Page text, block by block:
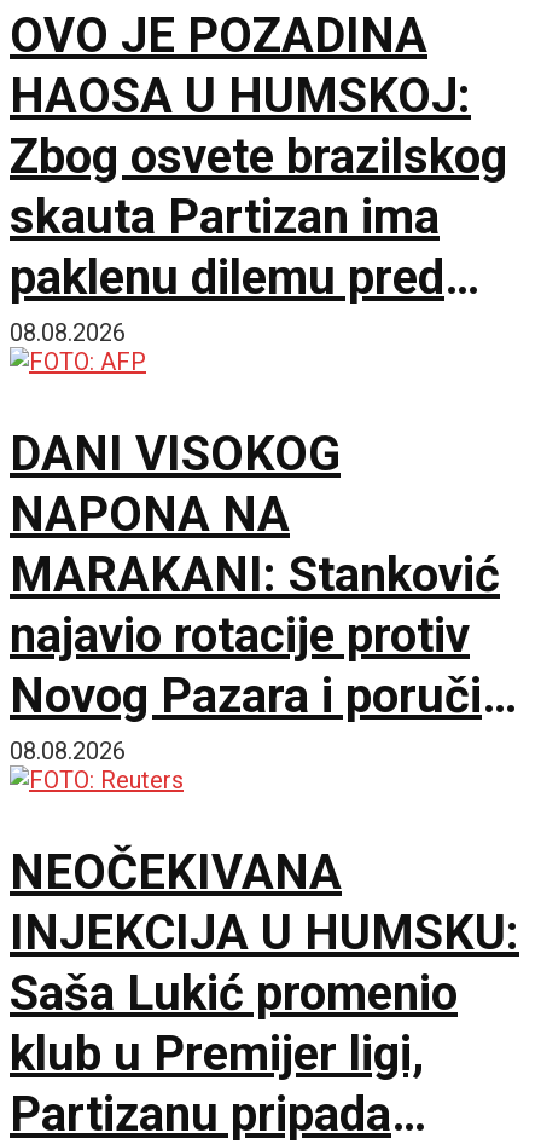
OVO JE POZADINA
HAOSA U HUMSKOJ:
Zbog osvete brazilskog
skauta Partizan ima
paklenu dilemu pred
Hetafe!
08.08.2026
DANI VISOKOG
NAPONA NA
MARAKANI: Stanković
najavio rotacije protiv
Novog Pazara i poručio
– Nije pitanje života i
maksimum!
08.08.2026
NEOČEKIVANA
INJEKCIJA U HUMSKU:
Saša Lukić promenio
klub u Premijer ligi,
Partizanu pripada